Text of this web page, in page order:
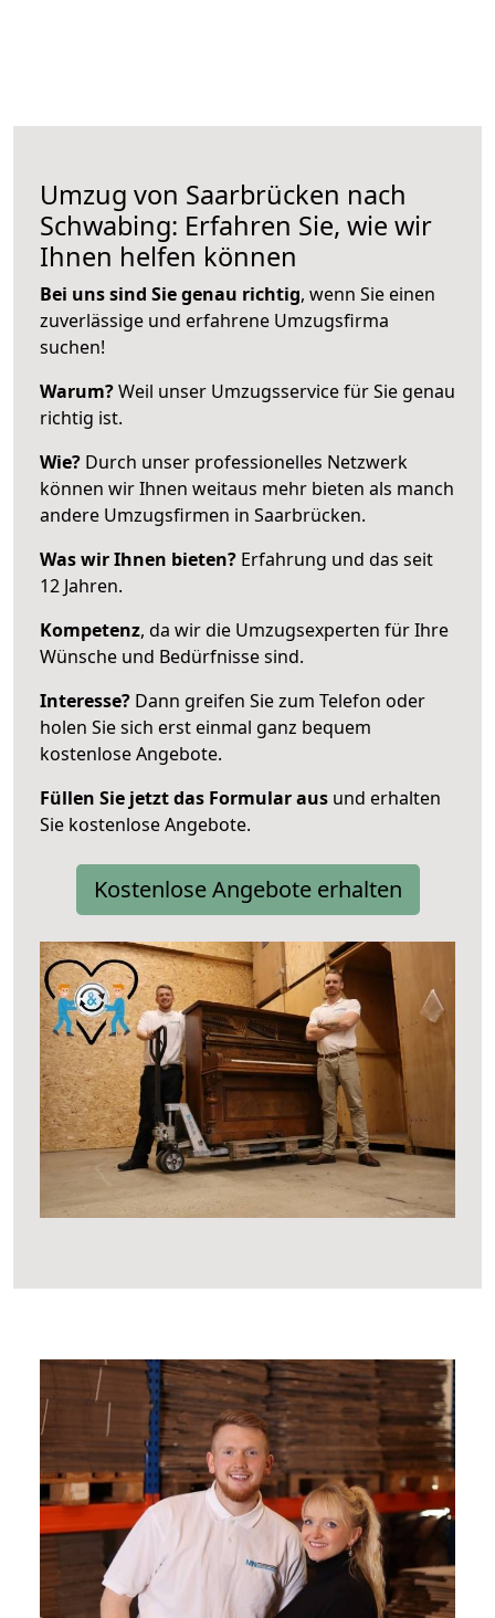
Umzug von Saarbrücken nach
Schwabing: Erfahren Sie, wie wir
Ihnen helfen können
Bei uns sind Sie genau richtig, wenn Sie einen
zuverlässige und erfahrene Umzugsfirma
suchen!
Warum?Weil unser Umzugsservice für Sie genau
richtig ist.
Wie? Durch unser professionelles Netzwerk
können wir Ihnen weitaus mehr bieten als manch
andere Umzugsfirmen in Saarbrücken.
Was wir Ihnen bieten? Erfahrung und das seit
12 Jahren.
Kompetenz, da wir die Umzugsexperten für Ihre
Wünsche und Bedürfnisse sind.
Interesse? Dann greifen Sie zum Telefon oder
holen Sie sich erst einmal ganz bequem
kostenlose Angebote.
Füllen Sie jetzt das Formular aus und erhalten
Sie kostenlose Angebote.
Kostenlose Angebote erhalten